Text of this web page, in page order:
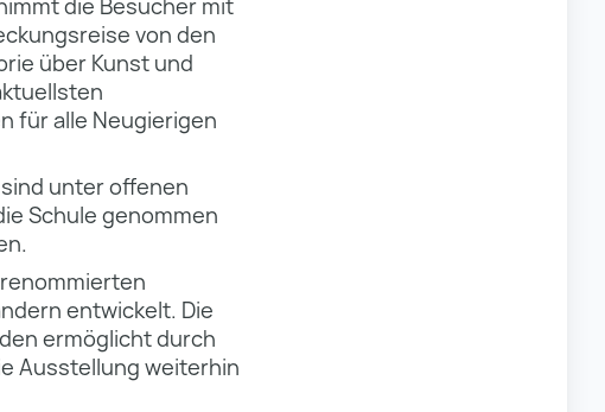
von den
über Kunst und
für alle Neugierigen
unter offenen
Schule genommen
entwickelt. Die
ermöglicht durch
Ausstellung weiterhin